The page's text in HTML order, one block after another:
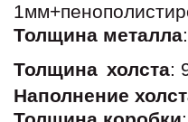
Толщина металла
Толщина холста:
Наполнение